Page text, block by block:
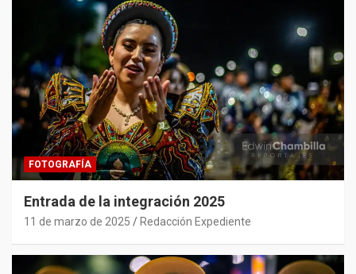
FOTOGRAFÍA
Entrada de la integración 2025
11 de marzo de 2025 Redacción Expediente